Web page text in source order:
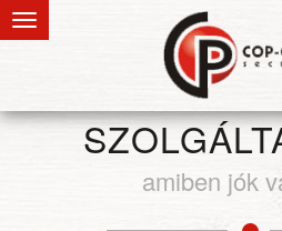
amiben jók